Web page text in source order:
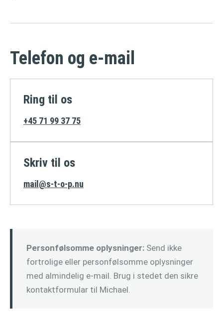
Telefon og e-mail
Ring til os
+45 71 99 37 75
Skriv til os
mail@s-t-o-p.nu
Personfølsomme oplysninger: Send ikke
fortrolige eller personfølsomme oplysninger
med almindelig e-mail. Brug i stedet den sikre
kontaktformular til Michael.